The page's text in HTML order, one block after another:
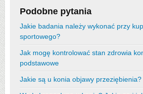
Podobne pytania
Jakie badania należy wykonać przy
sportowego?
Jak mogę kontrolować stan zdrowia
podstawowe
Jakie są u konia objawy przeziębienia?